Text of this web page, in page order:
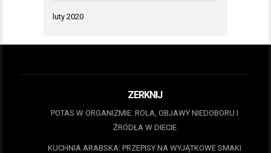
luty 2020
ZERKNIJ
POTAS W ORGANIZMIE: ROLA, OBJAWY NIEDOBORU I
ŹRÓDŁA W DIECIE
KUCHNIA ARABSKA: PRZEPISY NA WYJĄTKOWE SMAKI